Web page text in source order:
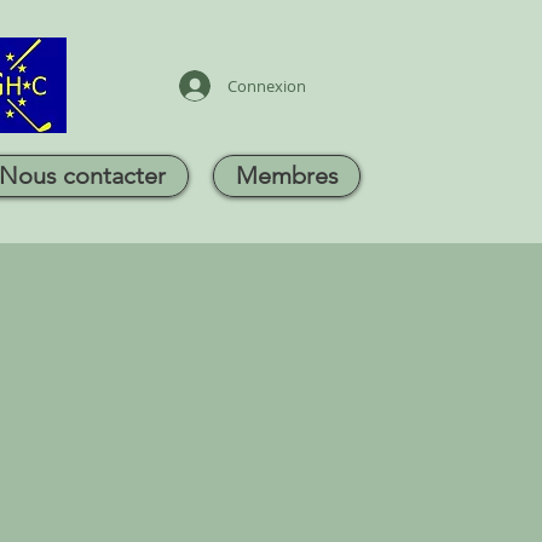
Connexion
Nous contacter Membres